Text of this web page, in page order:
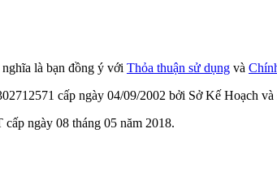
là bạn đồng ý với Thỏa thuận sử dụng và
cấp ngày 04/09/2002 bởi Sở Kế Hoạch
ngày 08 tháng 05 năm 2018.